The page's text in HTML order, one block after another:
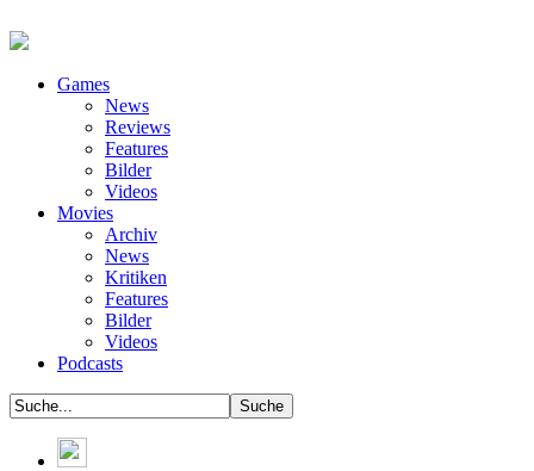
Games
News
Reviews
Features
Bilder
Videos
Movies
Archiv
News
Kritiken
Features
Bilder
Videos
Podcasts